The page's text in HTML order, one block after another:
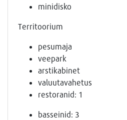
minidisko
Territoorium
pesumaja
veepark
arstikabinet
valuutavahetus
restoranid: 1
basseinid: 3